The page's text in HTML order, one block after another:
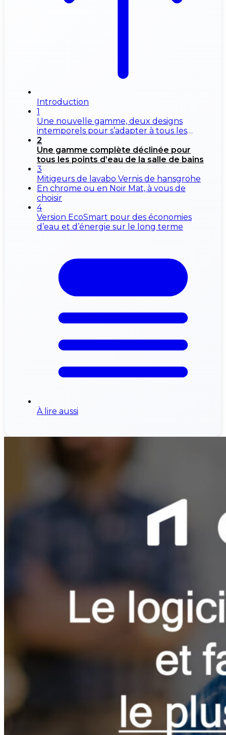
Introduction
1
Une nouvelle gamme, deux designs
intemporels pour s’adapter à tous les
styles
2
Une gamme complète déclinée pour
tous les points d’eau de la salle de bains
3
Mitigeurs de lavabo Vernis de hansgrohe
En chrome ou en Noir Mat, à vous de
choisir
4
Version EcoSmart pour des économies
d’eau et d’énergie sur le long terme
À lire aussi